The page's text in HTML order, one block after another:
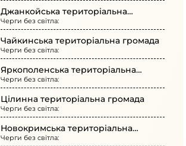
Джанкойська територіальна
громада
Черги без світла:
Чайкинська територіальна громада
Черги без світла:
Яркополенська територіальна
громада
Черги без світла:
Цілинна територіальна громада
Черги без світла:
Новокримська територіальна
громада
Черги без світла: